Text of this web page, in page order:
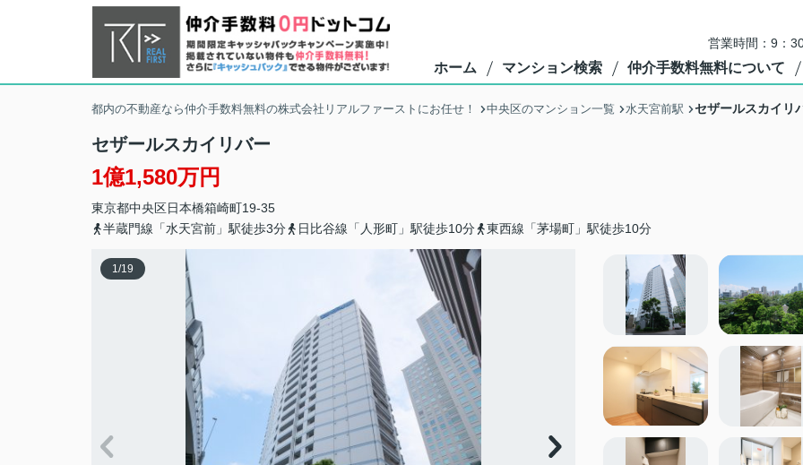
営業時間：9：
ホーム マンション検索 仲介手数料無料について
都内の不動産なら仲介手数料無料の株式会社リアルファーストにお任せ！ 中央区のマンション一覧 水天宮前駅 セザールスカイリ
セザールスカイリバー
1億1,580万円
東京都中央区日本橋箱崎町19-35
半蔵門線「水天宮前」駅徒歩3分
日比谷線「人形町」駅徒歩10分 東西線「茅場町」駅徒歩10分
1/19